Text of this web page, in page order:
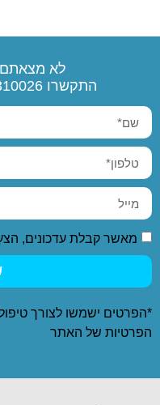
לא
התקשרו
מאשר קבלת עדכונים,
*הפרטים ישמשו לצורך
הפרטיות של האתר